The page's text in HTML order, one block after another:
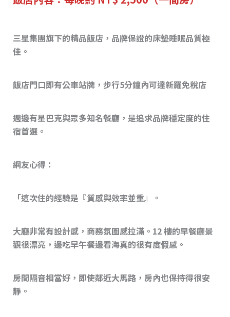
三星集團旗下的精品飯店，品牌保證的床墊睡眠品質極
佳。
飯店門口即有公車站牌，步行5分鐘內可達新羅免稅店
週邊有星巴克與眾多知名餐廳，是追求品牌穩定度的住
宿首選。
網友心得：
「這次住的經驗是『質感與效率並重』。
大廳非常有設計感，商務氛圍感拉滿。12 樓的早餐廳景
觀很漂亮，邊吃早午餐邊看海真的很有度假感。
房間隔音相當好，即使鄰近大馬路，房內也保持得很安
靜。